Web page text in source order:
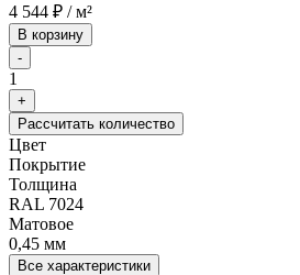
4 544 ₽ / м²
В корзину
-
1
+
Рассчитать количество
Цвет
Покрытие
Толщина
RAL 7024
Матовое
0,45 мм
Все характеристики